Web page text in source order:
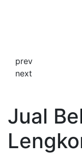
prev
next
Jual